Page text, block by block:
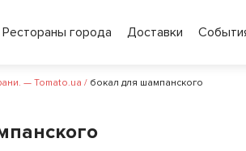
Рестораны города Доставки
— Tomato.ua / бокал для шампанского